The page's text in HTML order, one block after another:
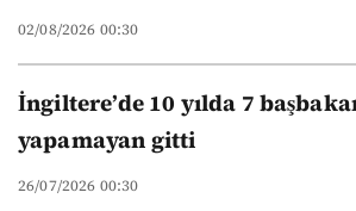
02/08/2026 00:30
İngiltere’de 10 yılda 7
yapamayan gitti
26/07/2026 00:30